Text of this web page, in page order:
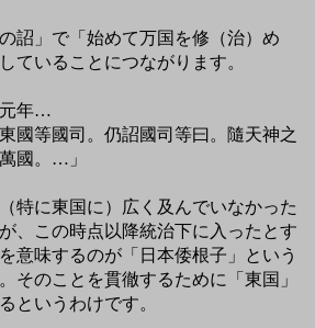
詔」で「始めて万国を修（治）め
ていることにつながります。
元年…
國等國司。仍詔國司等曰。隨天神之
國。…」
特に東国に）広く及んでいなかった
、この時点以降統治下に入ったとす
意味するのが「日本倭根子」という
そのことを貫徹するために「東国」
というわけです。